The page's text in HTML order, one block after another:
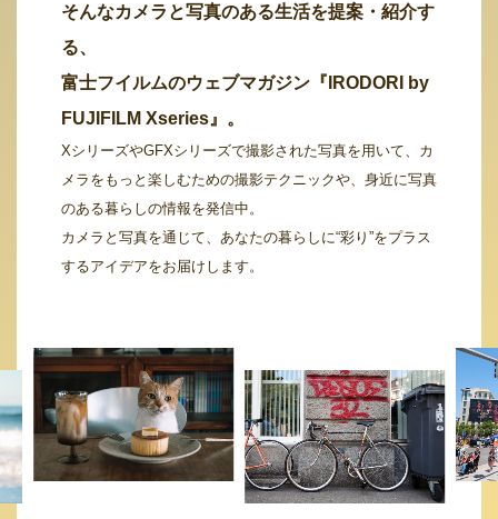
そんなカメラと写真のある生活を提案・紹介す
る、
富士フイルムのウェブマガジン『IRODORI by
FUJIFILM Xseries』。
XシリーズやGFXシリーズで撮影された写真を用いて、カ
メラをもっと楽しむための撮影テクニックや、身近に写真
のある暮らしの情報を発信中。
カメラと写真を通じて、あなたの暮らしに“彩り”をプラス
するアイデアをお届けします。